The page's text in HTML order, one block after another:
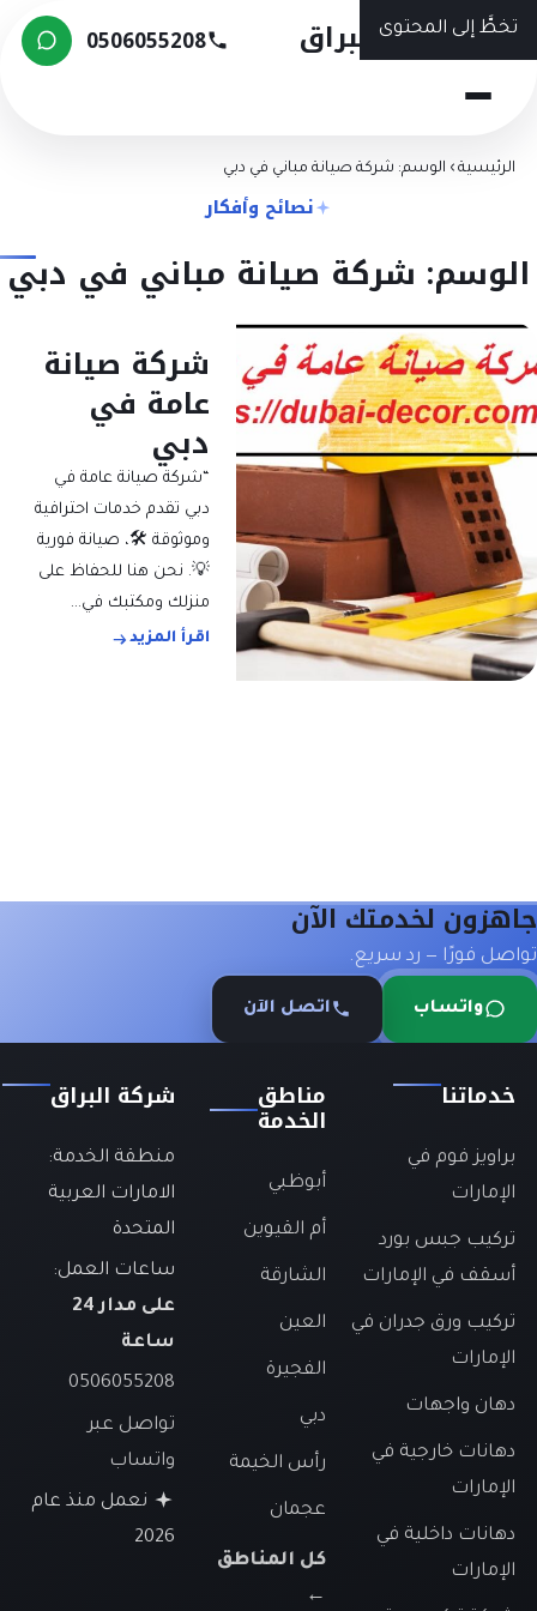
إلى المحتوى
شركة البراق 0506055208
الرئيسية ›الوسم: شركة صيانة مباني في دبي
نصائح وأفكار
شركة صيانة مباني في دبي
شركة صيانة
عامة في
دبي
“شركة صيانة عامة في
دبي تقدم خدمات احترافية
وموثوقة 🛠️، صيانة فورية
💡. نحن هنا للحفاظ على
منزلك ومكتبك في…
اقرأ المزيد
لخدمتك الآن
فورًا — رد سريع.
واتساب اتصل الآن
خدماتنا
براويز فوم في
الإمارات
تركيب جبس بورد
أسقف في الإمارات
تركيب ورق جدران في
الإمارات
دهان واجهات
دهانات خارجية في
الإمارات
دهانات داخلية في
الإمارات
مناطق
الخدمة
أبوظبي
أم القيوين
الشارقة
العين
الفجيرة
دبي
رأس الخيمة
عجمان
كل المناطق
شركة البراق
منطقة الخدمة:
الامارات العربية
المتحدة
ساعات العمل:
على مدار 24
ساعة
0506055208
تواصل عبر
واتساب
نعمل منذ عام
2026